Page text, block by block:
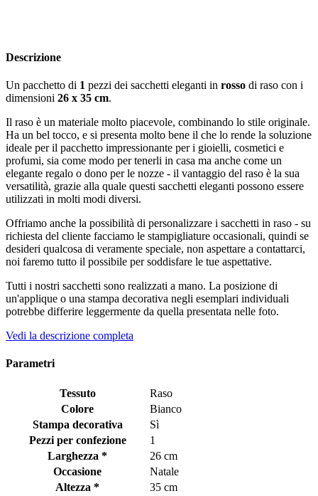
Descrizione
Un pacchetto di 1 pezzi dei sacchetti eleganti in rosso di raso con i
dimensioni 26 x 35 cm.
Il raso è un materiale molto piacevole, combinando lo stile originale.
Ha un bel tocco, e si presenta molto bene il che lo rende la soluzione
ideale per il pacchetto impressionante per i gioielli, cosmetici e
profumi, sia come modo per tenerli in casa ma anche come un
elegante regalo o dono per le nozze - il vantaggio del raso è la sua
versatilità, grazie alla quale questi sacchetti eleganti possono essere
utilizzati in molti modi diversi.
Offriamo anche la possibilità di personalizzare i sacchetti in raso - su
richiesta del cliente facciamo le stampigliature occasionali, quindi se
desideri qualcosa di veramente speciale, non aspettare a contattarci,
noi faremo tutto il possibile per soddisfare le tue aspettative.
Tutti i nostri sacchetti sono realizzati a mano. La posizione di
un'applique o una stampa decorativa negli esemplari individuali
potrebbe differire leggermente da quella presentata nelle foto.
Vedi la descrizione completa
Parametri
Tessuto
Raso
Colore
Bianco
Stampa decorativa
Sì
Pezzi per confezione
1
Larghezza *
26 cm
Occasione
Natale
Altezza *
35 cm